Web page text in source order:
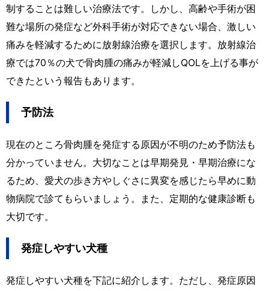
制することは難しい治療法です。しかし、高齢や手術が困
難な場所の発症など外科手術が対応できない場合、激しい
痛みを軽減するために放射線治療を選択します。放射線治
療では70％の犬で骨肉腫の痛みが軽減しQOLを上げる事が
できたという報告もあります。
予防法
現在のところ骨肉腫を発症する原因が不明のため予防法も
分かっていません。大切なことは早期発見・早期治療にな
るため、愛犬の歩き方やしぐさに異変を感じたら早めに動
物病院で診てもらいましょう。また、定期的な健康診断も
大切です。
発症しやすい犬種
発症しやすい犬種を下記に紹介します。ただし、発症原因